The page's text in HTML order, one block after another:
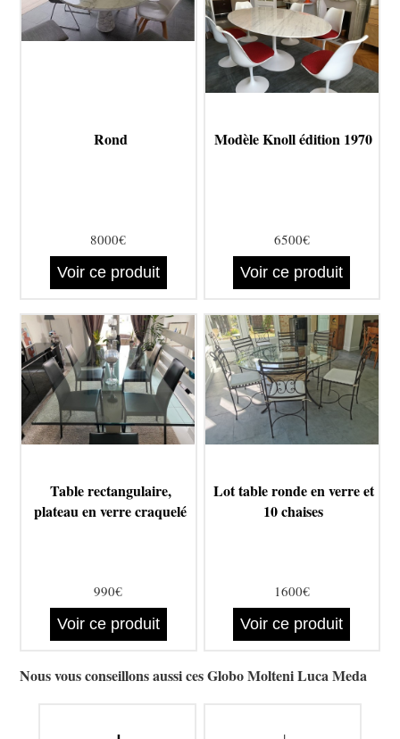
Rond
8000€
Voir ce produit
Modèle Knoll édition 1970
6500€
Voir ce produit
Table rectangulaire,
plateau en verre craquelé
990€
Voir ce produit
Lot table ronde en verre et
10 chaises
1600€
Voir ce produit
Nous vous conseillons aussi ces Globo Molteni Luca Meda